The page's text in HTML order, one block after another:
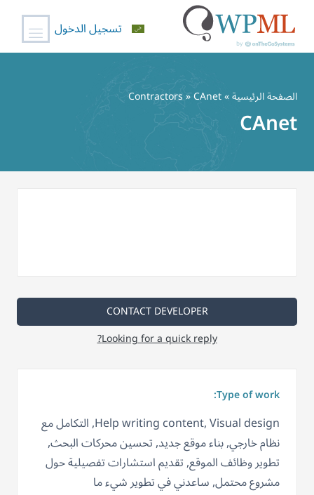
المحتوى
تسجيل الدخول
الصفحة الرئيسية»
Contractors» CAnet
CAnet
CONTACT DEVELOPER
Looking for a quick reply?
Type of work:
Help writing content, Visual design, التكامل مع
نظام خارجي, بناء موقع جديد, تحسين محركات البحث,
تطوير وظائف الموقع, تقديم استشارات تفصيلية حول
مشروع محتمل, ساعدني في تطوير شيء ما